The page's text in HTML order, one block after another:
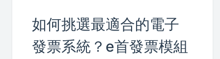
如何挑選最適合的電子
發票系統？e首發票模組